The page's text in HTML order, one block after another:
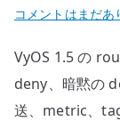
VyOS
map
設
定
コメントはまだあ
VyOS 1.5 の
deny、暗黙の
送、metric、